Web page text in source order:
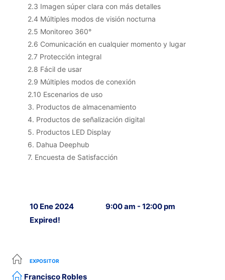
2.3 Imagen súper clara con más detalles
2.4 Múltiples modos de visión nocturna
2.5 Monitoreo 360°
2.6 Comunicación en cualquier momento y lugar
2.7 Protección integral
2.8 Fácil de usar
2.9 Múltiples modos de conexión
2.10 Escenarios de uso
3. Productos de almacenamiento
4. Productos de señalización digital
5. Productos LED Display
6. Dahua Deephub
7. Encuesta de Satisfacción
10 Ene 2024
Expired!
9:00 am - 12:00 pm
EXPOSITOR
Francisco Robles